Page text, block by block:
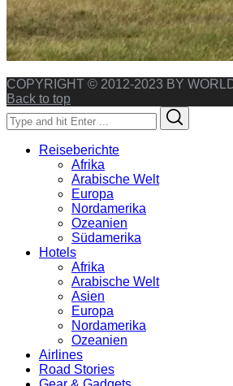
COPYRIGHT © 2012-2023 BY
Back to top
Search
for:
Reiseberichte
Afrika
Arabische Welt
Europa
Nordamerika
Ozeanien
Südamerika
Hotels
Afrika
Arabische Welt
Asien
Europa
Nordamerika
Ozeanien
Airlines
Road Stories